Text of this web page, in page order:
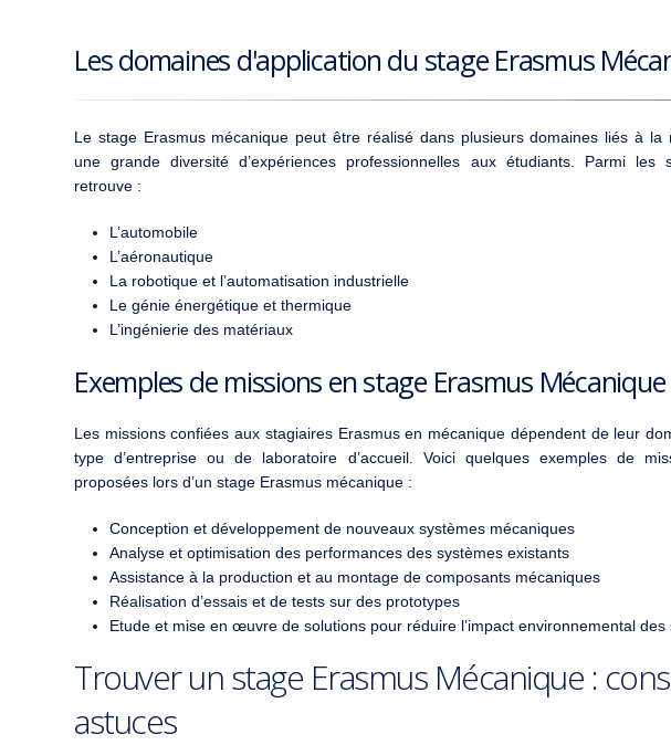
Les domaines d'application du stage Erasmus
Le stage Erasmus mécanique peut être réalisé dans plusieurs domaines liés à la
une grande diversité d’expériences professionnelles aux étudiants. Parmi les
retrouve :
L’automobile
L’aéronautique
La robotique et l’automatisation industrielle
Le génie énergétique et thermique
L’ingénierie des matériaux
Exemples de missions en stage Erasmus Mécanique
Les missions confiées aux stagiaires Erasmus en mécanique dépendent de leur
type d’entreprise ou de laboratoire d’accueil. Voici quelques exemples de
proposées lors d’un stage Erasmus mécanique :
Conception et développement de nouveaux systèmes mécaniques
Analyse et optimisation des performances des systèmes existants
Assistance à la production et au montage de composants mécaniques
Réalisation d’essais et de tests sur des prototypes
Etude et mise en œuvre de solutions pour réduire l’impact environnemental
Trouver un stage Erasmus Mécanique :
astuces